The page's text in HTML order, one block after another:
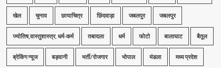
खेल चुनाव छायाचित्र छिंदवाड़ा जबलपुर जबलपुर
ज्योतिष,वास्तुशास्त्र, धर्म-कर्म तबादला धर्म फोटो बालाघाट बैतूल
ब्रेकिंग न्यूज बड़वानी भर्ती/रोजगार भोपाल मंडला मध्य प्रदेश